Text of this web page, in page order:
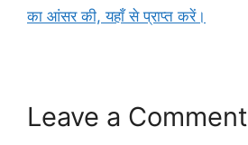
का आंसर की, यहाँ से प्राप्त करें।
Leave a Comment